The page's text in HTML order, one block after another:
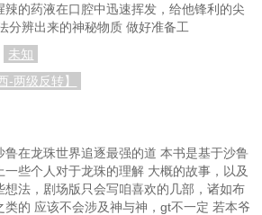
辣的药液在口腔中迅速挥发，给他锋利的尖
分辨出来的神秘物质 做好准备工
未知
-两级反转】
鲁在龙珠世界追逐最强的道 本书是基于沙鲁
些个人对于龙珠的理解 大概的故事，以及
想法，剧场版只会写咱喜欢的几部，诸如布
类的 应该不会涉及神与神，gt不一定 若本爷